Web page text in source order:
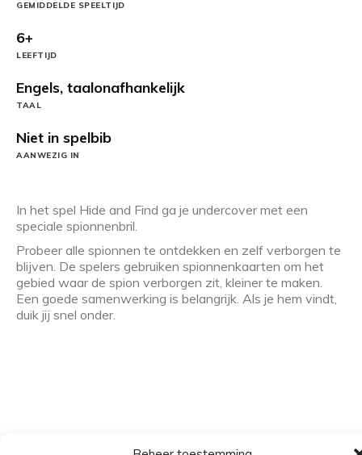
GEMIDDELDE SPEELTIJD
6+
LEEFTIJD
Engels, taalonafhankelijk
TAAL
Niet in spelbib
AANWEZIG IN
In het spel Hide and Find ga je undercover met een
speciale spionnenbril.
Probeer alle spionnen te ontdekken en zelf verborgen te
blijven. De spelers gebruiken spionnenkaarten om het
gebied waar de spion verborgen zit, kleiner te maken.
Een goede samenwerking is belangrijk. Als je hem vindt,
duik jij snel onder.